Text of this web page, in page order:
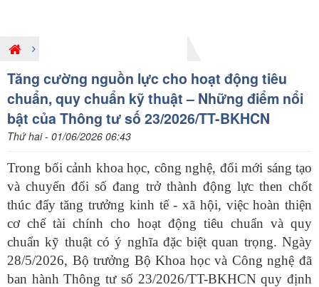
Giới thiệu nội dung pháp luật mới
Tăng cường nguồn lực cho hoạt động tiêu
chuẩn, quy chuẩn kỹ thuật – Những điểm nổi
bật của Thông tư số 23/2026/TT-BKHCN
Thứ hai - 01/06/2026 06:43
Trong bối cảnh khoa học, công nghệ, đổi mới sáng tạo
và chuyển đổi số đang trở thành động lực then chốt
thúc đẩy tăng trưởng kinh tế - xã hội, việc hoàn thiện
cơ chế tài chính cho hoạt động tiêu chuẩn và quy
chuẩn kỹ thuật có ý nghĩa đặc biệt quan trọng. Ngày
28/5/2026, Bộ trưởng Bộ Khoa học và Công nghệ đã
ban hành Thông tư số 23/2026/TT-BKHCN quy định